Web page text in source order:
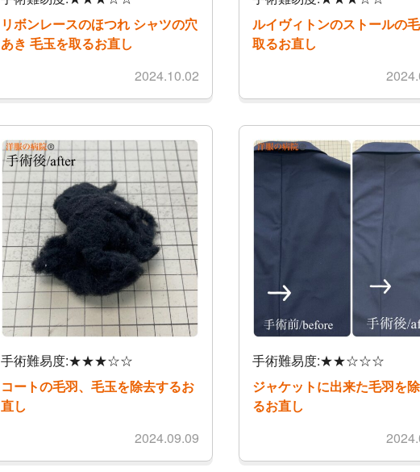
リボンレースのほつれ シャツの穴
あき 毛玉を取るお直し
2024.10.02
ルイヴィトンのストールの
取るお直し
手術難易度:★★★☆☆
コートの毛羽、毛玉を除去するお
直し
2024.09.09
手術難易度:★★☆☆☆
ジャケットに出来た毛羽を
るお直し